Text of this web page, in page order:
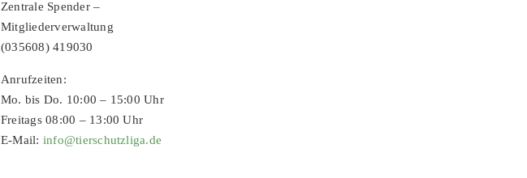
Zentrale Spender –
Mitgliederverwaltung
(035608) 419030
Anrufzeiten:
Mo. bis Do. 10:00 – 15:00 Uhr
Freitags 08:00 – 13:00 Uhr
E-Mail: info@tierschutzliga.de